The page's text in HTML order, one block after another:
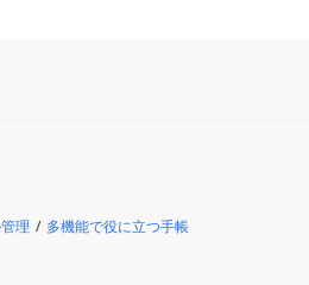
理 多機能で役に立つ手帳